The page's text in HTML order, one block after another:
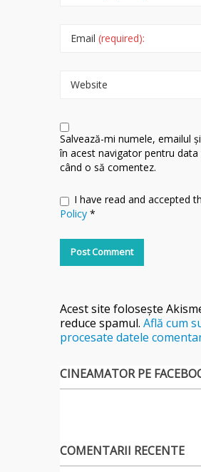
Email (required):
Website
Salvează-mi numele, emailul
în acest navigator pentru data
când o să comentez.
I have read and accepted
Policy *
Acest site folosește
reduce spamul. Află cum
procesate datele
CINEAMATOR PE
COMENTARII RECENTE